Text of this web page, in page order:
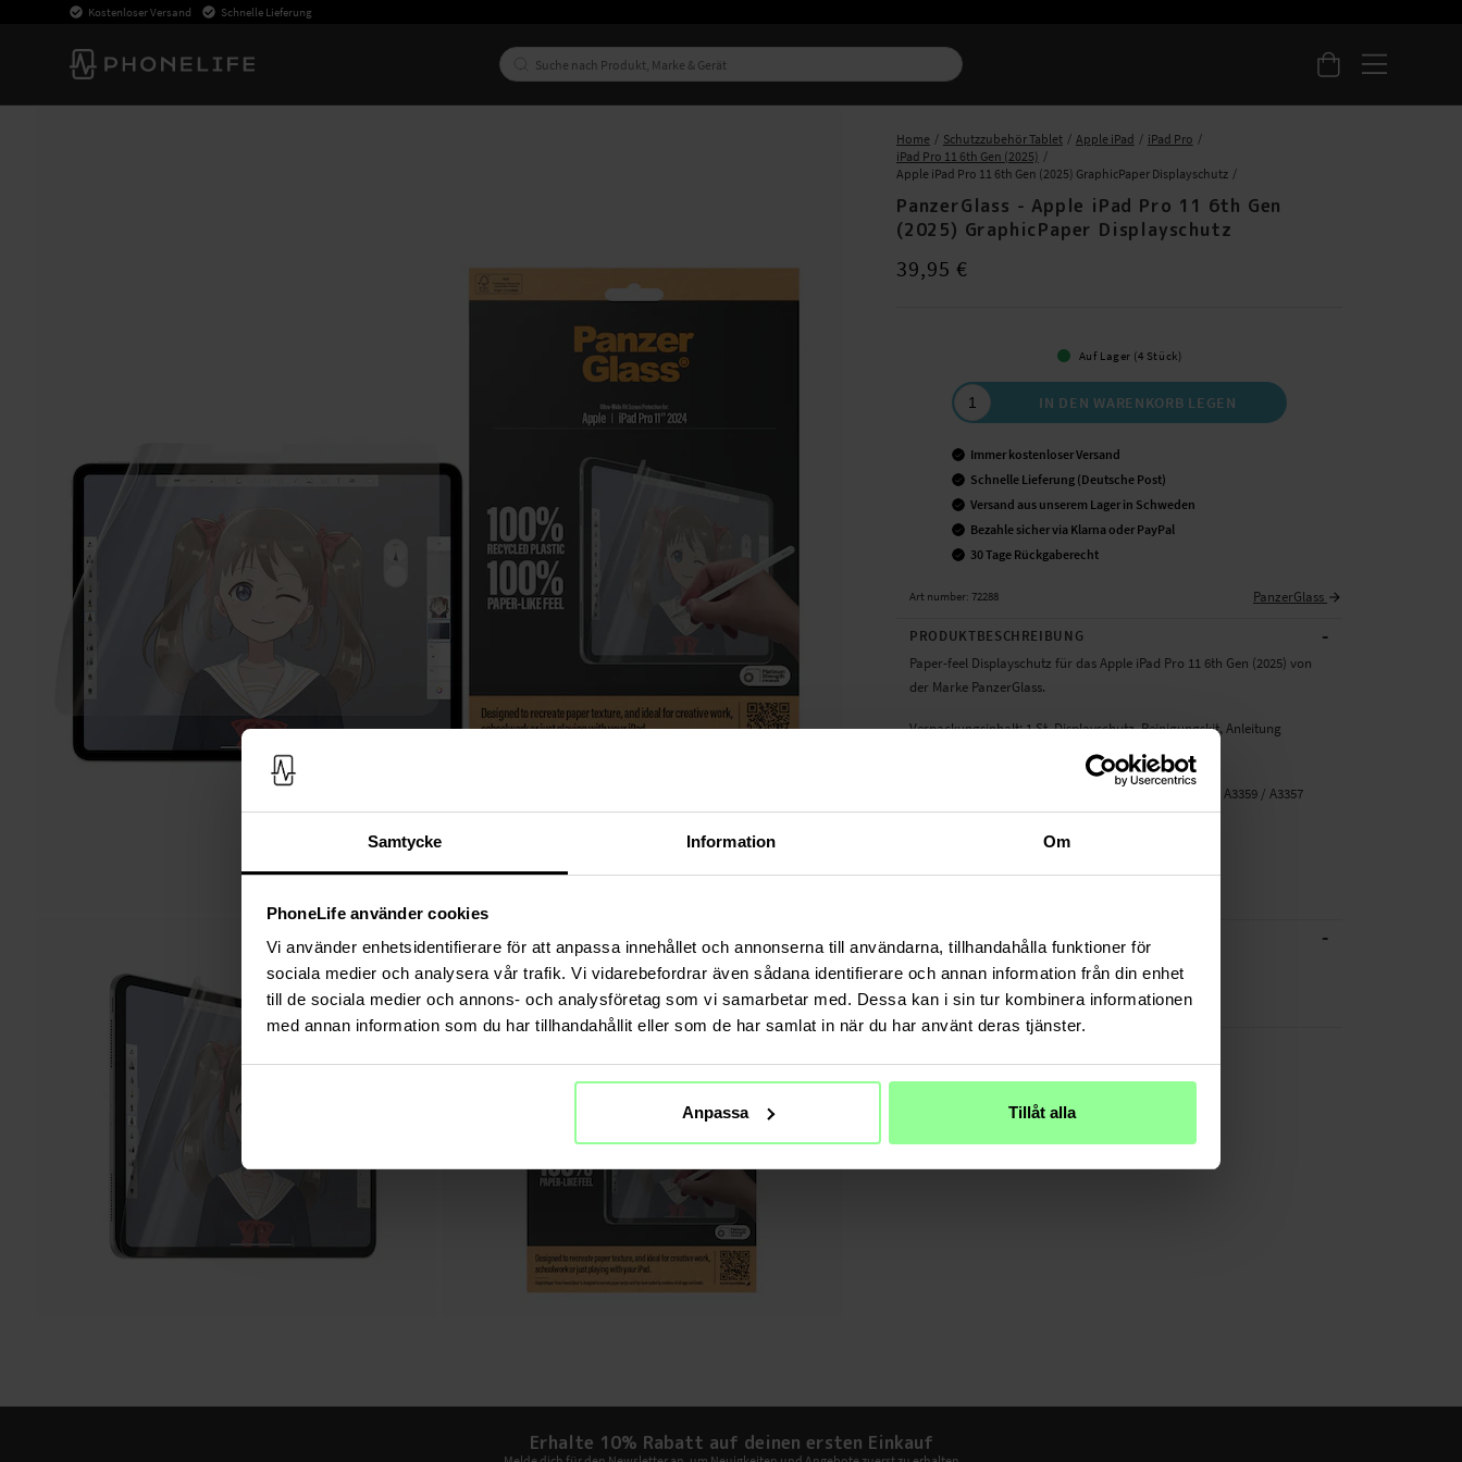
Samtycke Information Om
PhoneLife använder cookies
Vi använder enhetsidentifierare för att anpassa innehållet och annonserna till användarna, tillhandahålla funktioner för
sociala medier och analysera vår trafik. Vi vidarebefordrar även sådana identifierare och annan information från din enhet
till de sociala medier och annons- och analysföretag som vi samarbetar med. Dessa kan i sin tur kombinera informationen
med annan information som du har tillhandahållit eller som de har samlat in när du har använt deras tjänster.
Anpassa Tillåt alla
Kostenloser Versand Schnelle Lieferung
Home Schutzzubehör Tablet Apple iPad
iPad Pro
iPad Pro 11 6th Gen (2025)
Apple iPad Pro 11 6th Gen (2025) GraphicPaper Displayschutz
PanzerGlass - Apple iPad Pro 11 6th Gen
(2025) GraphicPaper Displayschutz
Preis:39,95 €
39,95 €
Auf Lager (4 Stück)
IN DEN WARENKORB LEGEN
Immer kostenloser Versand
Schnelle Lieferung (Deutsche Post)
Versand aus unserem Lager in Schweden
Bezahle sicher via Klarna oder PayPal
30 Tage Rückgaberecht
Art number: 72288 PanzerGlass
PRODUKTBESCHREIBUNG -
Paper-feel Displayschutz für das Apple iPad Pro 11 6th Gen (2025) von
der Marke PanzerGlass.
Verpackungsinhalt: 1 St. Displayschutz, Reinigungskit, Anleitung
- Apple iPad Pro 11 6th Gen (2025) (11,0" 2025) A3358 / A3359 / A3357
Produktart: Displayschutz
TECHNISCHE DATEN -
Farbe
Transparent
Material
Plastik
Erhalte 10% Rabatt auf deinen ersten Einkauf